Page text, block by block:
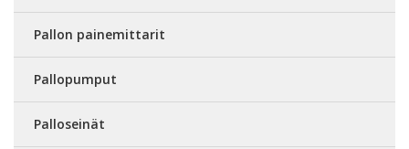
Pallon painemittarit
Pallopumput
Palloseinät